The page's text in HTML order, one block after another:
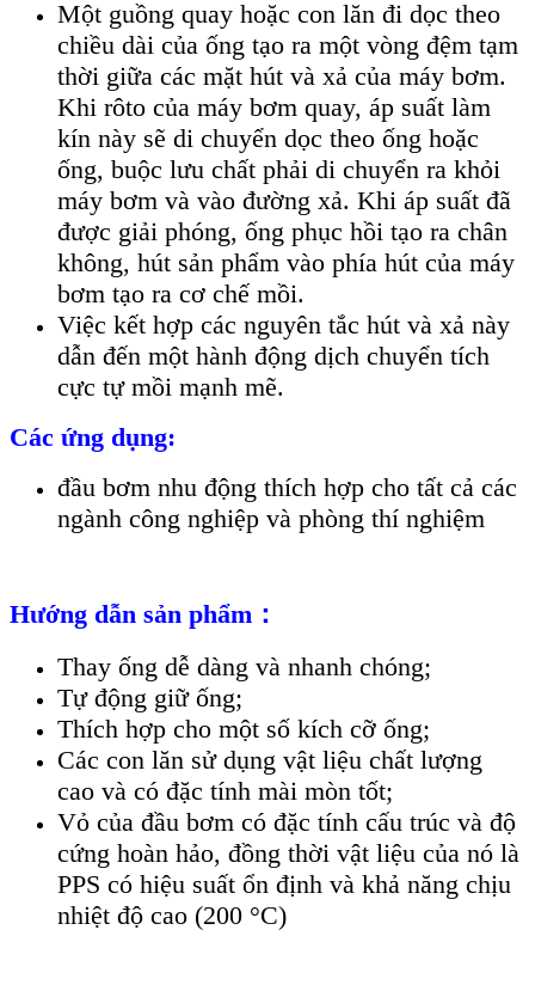
Một guồng quay hoặc con lăn đi dọc theo
chiều dài của ống tạo ra một vòng đệm tạm
thời giữa các mặt hút và xả của máy bơm.
Khi rôto của máy bơm quay, áp suất làm
kín này sẽ di chuyển dọc theo ống hoặc
ống, buộc lưu chất phải di chuyển ra khỏi
máy bơm và vào đường xả. Khi áp suất đã
được giải phóng, ống phục hồi tạo ra chân
không, hút sản phẩm vào phía hút của máy
bơm tạo ra cơ chế mồi.
Việc kết hợp các nguyên tắc hút và xả này
dẫn đến một hành động dịch chuyển tích
cực tự mồi mạnh mẽ.
Các ứng dụng:
đầu bơm nhu động thích hợp cho tất cả các
ngành công nghiệp và phòng thí nghiệm
Hướng dẫn sản phẩm：
Thay ống dễ dàng và nhanh chóng;
Tự động giữ ống;
Thích hợp cho một số kích cỡ ống;
Các con lăn sử dụng vật liệu chất lượng
cao và có đặc tính mài mòn tốt;
Vỏ của đầu bơm có đặc tính cấu trúc và độ
cứng hoàn hảo, đồng thời vật liệu của nó là
PPS có hiệu suất ổn định và khả năng chịu
nhiệt độ cao (200 °C)